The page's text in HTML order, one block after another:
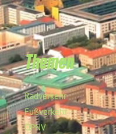
Themen
Radverkehr
Fußverkehr
ÖPNV